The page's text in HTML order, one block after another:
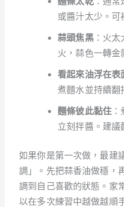
或醬汁太少。可
蒜頭焦黑：火太
火，蒜色一轉金
看起來油浮在表
煮麵水並持續翻
麵條彼此黏住
立刻拌醬。建議
如果你是第一次做，最建
調」。先把蒜香油做穩，
調到自己喜歡的狀態。家
以在多次練習中越做越順